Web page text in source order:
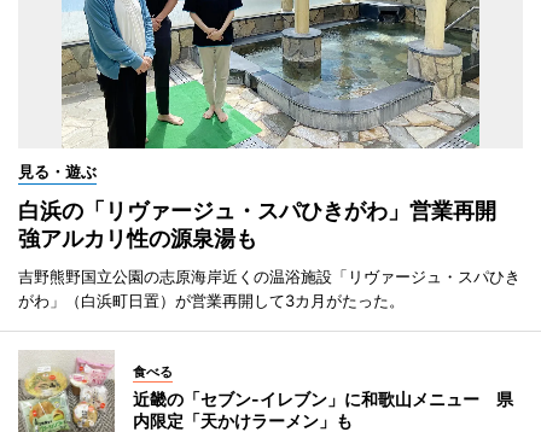
見る・遊ぶ
白浜の「リヴァージュ・スパひきがわ」営業再開
強アルカリ性の源泉湯も
吉野熊野国立公園の志原海岸近くの温浴施設「リヴァージュ・スパひき
がわ」（白浜町日置）が営業再開して3カ月がたった。
食べる
近畿の「セブン-イレブン」に和歌山メニュー 県
内限定「天かけラーメン」も